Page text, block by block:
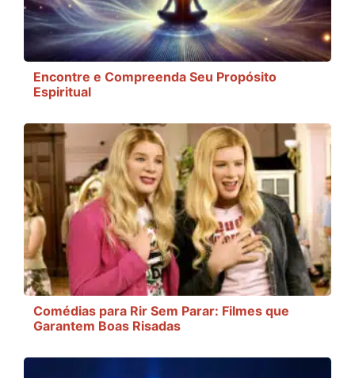
Encontre e Compreenda Seu Propósito
Espiritual
Comédias para Rir Sem Parar: Filmes que
Garantem Boas Risadas